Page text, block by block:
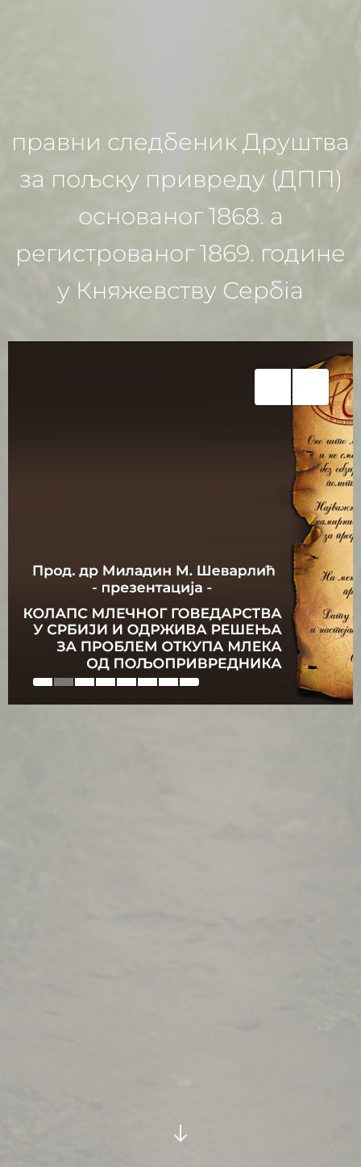
правни следбеник Друштва
за пољску привреду (ДПП)
основаног 1868. а
регистрованог 1869. године
у Княжевству Сербia